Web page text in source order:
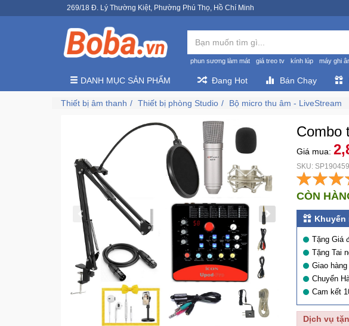
269/18 Đ. Lý Thường Kiệt, Phường Phú Thọ, Hồ Chí Minh
phun sương làm mát giá treo tv kính lúp máy ghi
DANH MỤC SẢN PHẨM Đang Hot Bán Chạy
Thiết bị âm thanh Thiết bị phòng Studio Bộ micro thu âm - LiveStream
Combo
Giá mua:
SKU: SP190459
CÒN
Khuyến
Tặng Giá
Tặng Tai
Giao
Chuyển
Cam kết
Dịch vụ